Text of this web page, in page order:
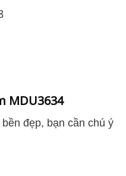
MDU3634
đẹp, bạn cần chú ý